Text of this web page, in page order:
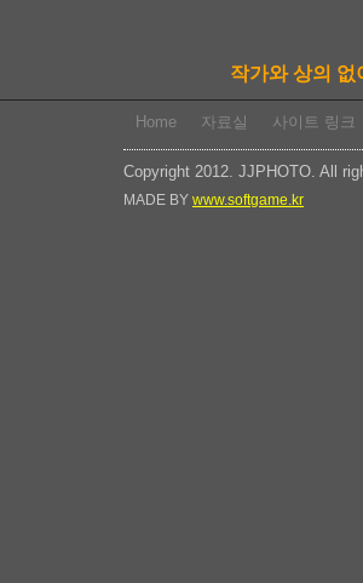
작가와 상의 없
Home 자료실 사이트 링크
Copyright 2012. JJPHOTO. All
MADE BY www.softgame.kr